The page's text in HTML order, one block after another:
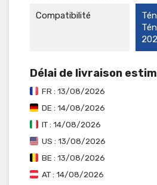
Compatibilité
Délai de livraison
FR : 13/08/2026
DE : 14/08/2026
IT : 14/08/2026
US : 13/08/2026
BE : 13/08/2026
AT : 14/08/2026